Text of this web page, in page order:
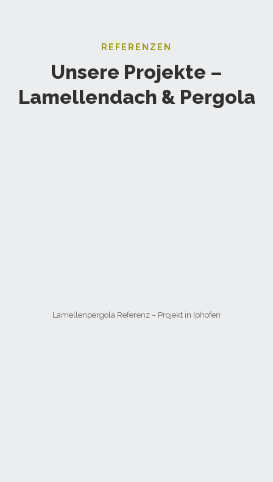
REFERENZEN
Unsere Projekte –
Lamellendach & Pergola
Lamellenpergola Referenz – Projekt in Iphofen